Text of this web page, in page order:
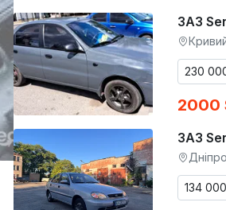
ЗАЗ
230
2000
ЗАЗ
Дніпро
134